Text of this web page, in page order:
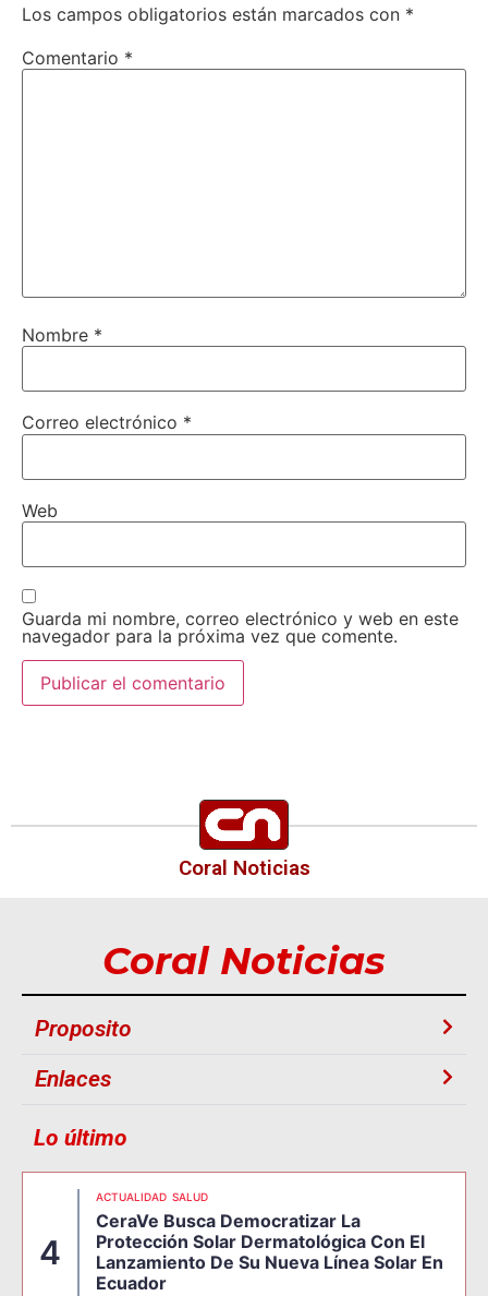
Los campos obligatorios están marcados con *
Comentario *
Nombre *
Correo electrónico *
Web
Guarda mi nombre, correo electrónico y web en este
navegador para la próxima vez que comente.
Coral Noticias
Coral Noticias
Proposito
Enlaces
Lo último
4
ACTUALIDAD SALUD
CeraVe Busca Democratizar La
Protección Solar Dermatológica Con El
Lanzamiento De Su Nueva Línea Solar En
Ecuador